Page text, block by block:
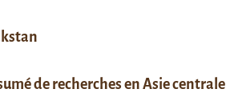
de recherches en Asie centrale